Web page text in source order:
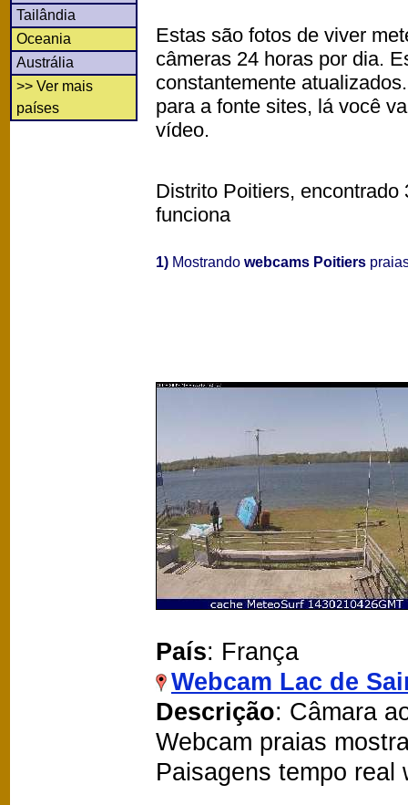
Tailândia
Oceania
Austrália
>> Ver mais
países
Estas são fotos de viver
câmeras 24 horas por dia.
constantemente
para a fonte sites, lá você
vídeo.
Distrito Poitiers,
funciona
1) Mostrando webcams Poitiers
País: França
Webcam Lac de
Descrição: Câmara
Webcam praias
Paisagens tempo real